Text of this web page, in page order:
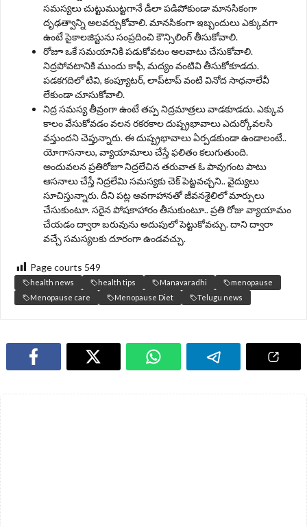
స‌మ‌స్య‌లు చుట్టుముట్ట‌గానే డీలా ప‌డిపోకుండా మాన‌సికంగా
దృఢ‌త్వాన్ని అల‌వ‌ర్చుకోవాలి. మానసికంగా ఇబ్బందులు ఎక్కువగా
ఉంటే సైకాలజిస్టును సంప్రదించి కౌన్సిలింగ్‌ తీసుకోవాలి.
రోజూ ఒకే సమయానికి పడుకోవటం అలవాటు చేసుకోవాలి.
నిద్రపోవటానికి ముందు కాఫీ, మద్యం వంటివి తీసుకోకూడదు.
పడకగదిలో టివి, కంప్యూటర్‌, లాప్‌టాప్‌ వంటి వినోద సాధనాలేవీ
లేకుండా చూసుకోవాలి.
నిద్ర సమస్య తీవ్రంగా ఉంటే తప్ప నిద్రమాత్రలు వాడకూడదు. ఎక్కువ
కాలం వేసుకోవడం వలన రకరకాల దుష్ప్రభావాలు ఎదుర్కోవలసి
వస్తుందని చెప్తున్నారు. ఈ దుష్ప్రభావాలు ఏర్పడకుండా ఉండాలంటే..
యోగాసనాలు, వ్యాయామాలు చేస్తే ఫలితం కలుగుతుంది.
అందువలన ప్రతిరోజూ నిద్రలేచిన తరువాత ఓ పావుగంట పాటు
ఆసనాలు చేస్తే నిద్రలేమి సమస్యకు చెక్ పెట్టవచ్చని.. వైద్యులు
సూచిస్తున్నారు. దీని పట్ల అవగాహానతో జీవనశైలిలో మార్పులు
చేసుకుంటూ. సరైన పోషకాహారం తీసుకుంటూ.. ప్రతి రోజు వ్యాయామం
చేయడం ద్వారా బరువును అదుపులో పెట్టుకోవచ్చు. దాని ద్వారా
వచ్చే సమస్యలకు దూరంగా ఉండవచ్చు.
Page courts 549
health news health tips Manavaradhi
menopause
Menopause care
Menopause Diet Telugu news